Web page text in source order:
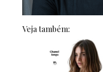
Veja também: